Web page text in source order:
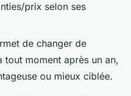
prix selon ses
de changer de
tout moment après un an,
ou mieux ciblée.